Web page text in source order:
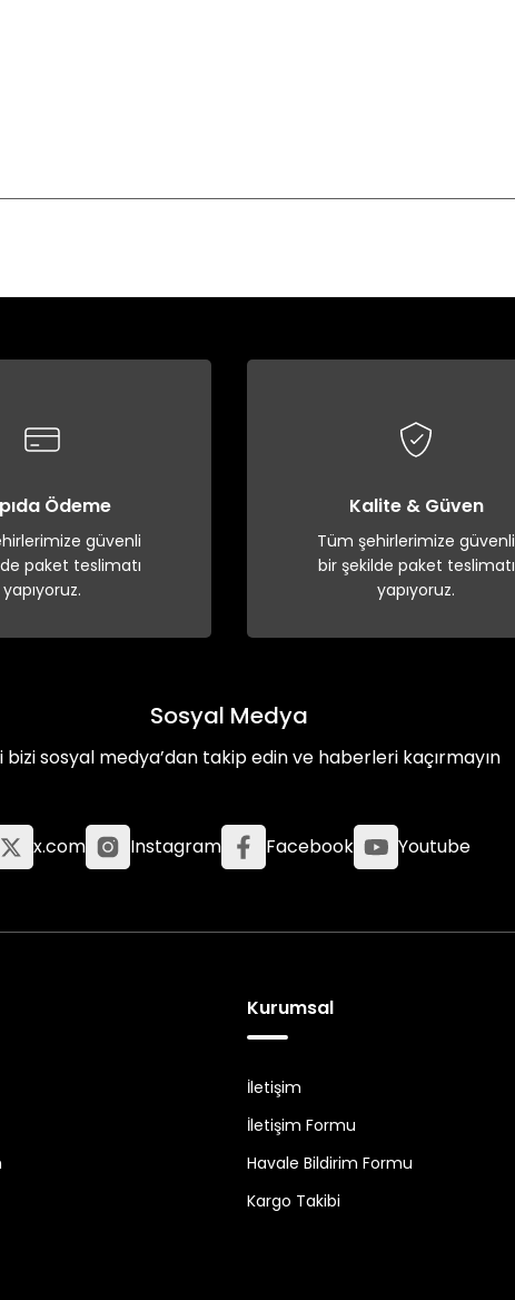
Ödeme
güvenli
paket teslimatı
yapıyoruz.
Kalite & Güven
Tüm şehirlerimize güvenli
bir şekilde paket teslimatı
yapıyoruz.
Sosyal Medya
bizi sosyal medya’dan takip edin ve haberleri kaçırmayın
x.com Instagram Facebook Youtube
Kurumsal
İletişim
İletişim Formu
Havale Bildirim Formu
Kargo Takibi